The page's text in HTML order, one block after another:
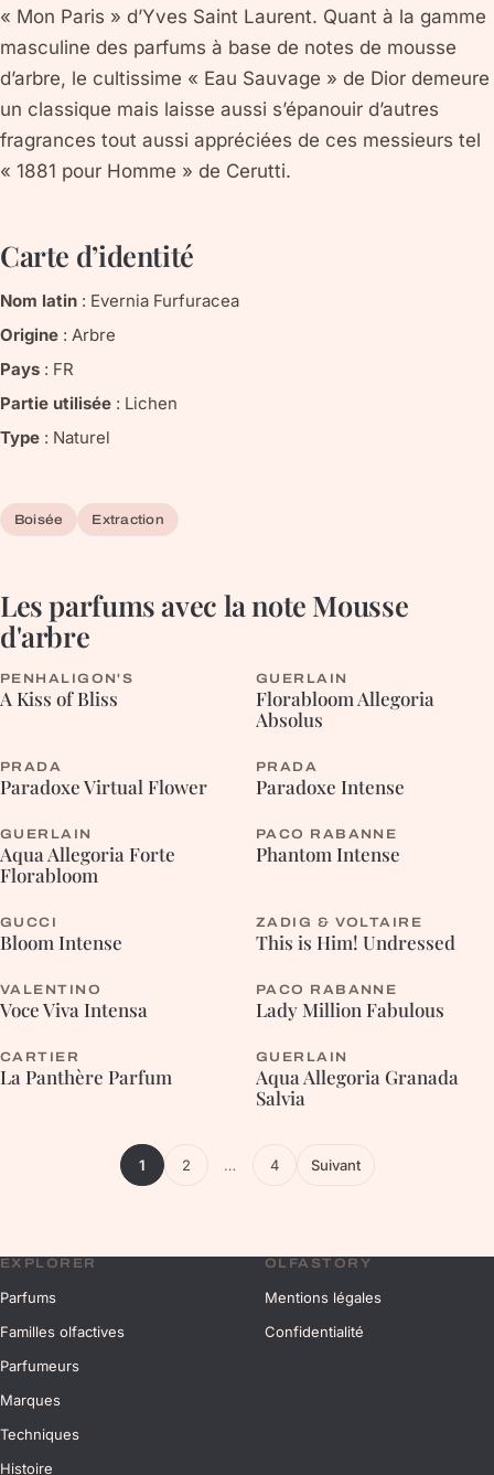
« Mon Paris » d’Yves Saint Laurent. Quant à la gamme
masculine des parfums à base de notes de mousse
d’arbre, le cultissime « Eau Sauvage » de Dior demeure
un classique mais laisse aussi s’épanouir d’autres
fragrances tout aussi appréciées de ces messieurs tel
« 1881 pour Homme » de Cerutti.
Carte d’identité
Nom latin : Evernia Furfuracea
Origine : Arbre
Pays : FR
Partie utilisée : Lichen
Type : Naturel
Boisée Extraction
Les parfums avec la note Mousse
d'arbre
FLEURIE
PENHALIGON'S
A Kiss of Bliss FLEURIE
GUERLAIN
Florabloom Allegoria
Absolus
FLEURIE
PRADA
Paradoxe Virtual Flower FLEURIE
PRADA
Paradoxe Intense
FLEURIE
GUERLAIN
Aqua Allegoria Forte
Florabloom
AROMATIQUE
PACO RABANNE
Phantom Intense
ORIENTALE
GUCCI
Bloom Intense BOISÉE
ZADIG & VOLTAIRE
This is Him! Undressed
FLEURIE
VALENTINO
Voce Viva Intensa ORIENTALE
PACO RABANNE
Lady Million Fabulous
CHYPRÉE
CARTIER
La Panthère Parfum AROMATIQUE
GUERLAIN
Aqua Allegoria Granada
Salvia
1 2 … 4 Suivant
EXPLORER
Parfums
Familles olfactives
Parfumeurs
Marques
Techniques
Histoire
OLFASTORY
Mentions légales
Confidentialité